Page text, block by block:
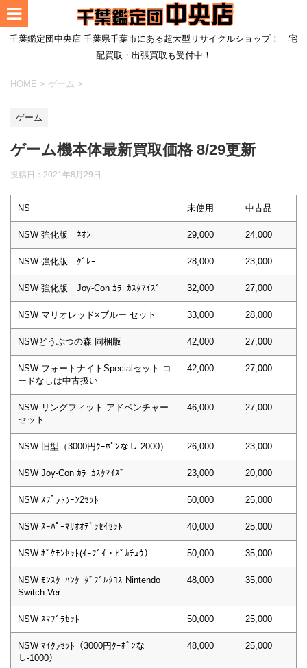
千葉鑑定団中央店 千葉県千葉市にある超大型リサイクルショップ！ 宅
配買取・出張買取も受付中！
HOME > ゲーム >
ゲーム
ゲーム機本体最新買取価格 8/29更新
投稿日： 2021年8月29日
NS 未使用 中古品
NSW 強化版 ﾈｵﾝ 29,000 24,000
NSW 強化版 ｸﾞﾚｰ 28,000 23,000
NSW 強化版 Joy-Con ｶﾗｰｶｽﾀﾏｲｽﾞ 32,000 27,000
NSW マリオレッド×ブルー セット 33,000 28,000
NSWどうぶつの森 同梱版 42,000 27,000
NSW フォートナイトSpecialセット コ
ードなしは中古扱い
42,000 27,000
NSW リングフィット アドベンチャー
セット
46,000 27,000
NSW 旧型（3000円ｸｰﾎﾟﾝなし-2000） 26,000 23,000
NSW Joy-Con ｶﾗｰｶｽﾀﾏｲｽﾞ 23,000 20,000
NSW ｽﾌﾟﾗﾄｩｰﾝ2ｾｯﾄ 50,000 25,000
NSW ｽｰﾊﾟｰﾏﾘｵｵﾃﾞｯｾｲｾｯﾄ 40,000 25,000
NSW ﾎﾟｹﾓﾝｾｯﾄ(ｲｰﾌﾞｲ・ﾋﾟｶﾁｭｳ） 50,000 35,000
NSW ﾓﾝｽﾀｰﾊﾝﾀｰﾀﾞﾌﾞﾙｸﾛｽ Nintendo
Switch Ver.
48,000 35,000
NSW ｽﾏﾌﾞﾗｾｯﾄ 50,000 25,000
NSW ﾏｲｸﾗｾｯﾄ（3000円ｸｰﾎﾟﾝな
し-1000）
48,000 25,000